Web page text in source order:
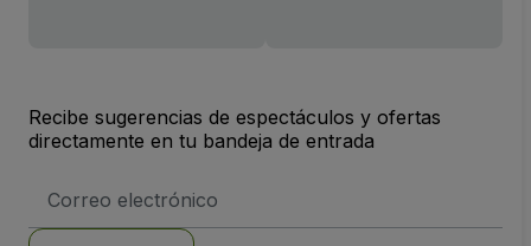
Recibe sugerencias de espectáculos y ofertas
directamente en tu bandeja de entrada
de